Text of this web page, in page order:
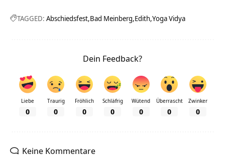
TAGGED: Abschiedsfest Bad Meinberg Edith Yoga Vidya
Dein Feedback?
Liebe
0
Traurig
0
Fröhlich
0
Schläfrig
0
Wütend
0
Überrascht
0
Zwinker
0
Keine Kommentare